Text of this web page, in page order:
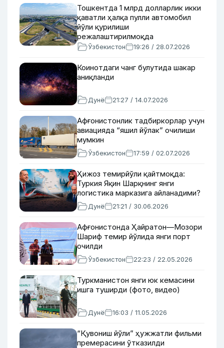
Тошкентда 1 млрд долларлик икки
қаватли ҳалқа пулли автомобил
йўли қурилиши
режалаштирилмоқда
Ўзбекистон 19:26 / 28.07.2026
Коинотдаги чанг булутида шакар
аниқланди
Дунё 21:27 / 14.07.2026
Афғонистонлик тадбиркорлар учун
авиацияда “яшил йўлак” очилиши
мумкин
Ўзбекистон 17:59 / 02.07.2026
Ҳижоз темирйўли қайтмоқда:
Туркия Яқин Шарқнинг янги
логистика марказига айланадими?
Дунё 21:21 / 30.06.2026
Афғонистонда Ҳайратон—Мозори
Шариф темир йўлида янги порт
очилди
Ўзбекистон 22:23 / 22.05.2026
Туркманистон янги юк кемасини
ишга туширди (фото, видео)
Дунё 16:03 / 11.05.2026
“Қувониш йўли” ҳужжатли фильми
премерасини ўтказилди